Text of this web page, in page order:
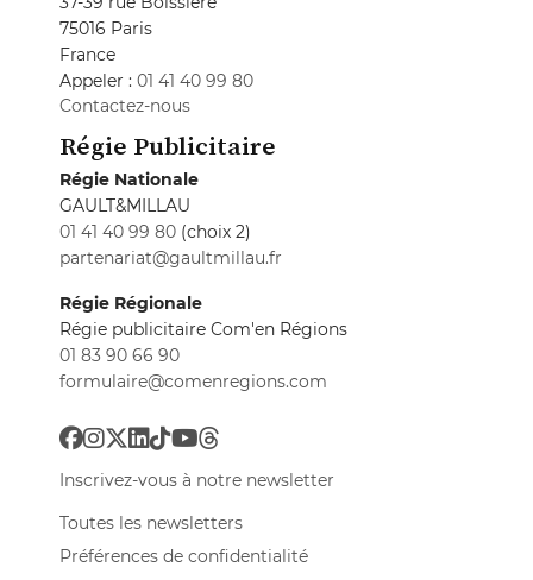
75016 Paris
France
Appeler : 01 41 40 99 80
Contactez-nous
Régie Publicitaire
Régie Nationale
GAULT&MILLAU
01 41 40 99 80 (choix 2)
partenariat@gaultmillau.fr
Régie Régionale
Régie publicitaire Com'en Régions
01 83 90 66 90
formulaire@comenregions.com
Inscrivez-vous à notre newsletter
Toutes les newsletters
Préférences de confidentialité